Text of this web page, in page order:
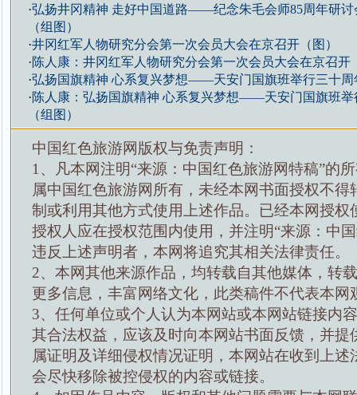
·弘扬井冈精神 走好中国道路——纪念朱毛会师85周年研讨
（组图）
·井冈红军人物研究分会第一次会员大会在京召开（图）
·陈人康：井冈红军人物研究分会第一次会员大会在京召开
·弘扬国旗精神 心系复兴梦想——天安门国旗班举行三十周
·陈人康：弘扬国旗精神 心系复兴梦想——天安门国旗班举
（组图）
中国红色旅游网版权与免责声明：
1、凡本网注明“来源：中国红色旅游网特稿”的
属中国红色旅游网所有，未经本网书面授权不得
制或利用其他方式使用上述作品。已经本网授权
授权人应在授权范围内使用，并注明“来源：中
违反上述声明者，本网将追究其相关法律责任。
2、本网其他来源作品，均转载自其他媒体，转
更多信息，丰富网络文化，此类稿件不代表本网
3、任何单位或个人认为本网站或本网站链接内
其合法权益，应该及时向本网站书面反馈，并提
属证明及详细侵权情况证明，本网站在收到上述
会尽快移除被控侵权的内容或链接。